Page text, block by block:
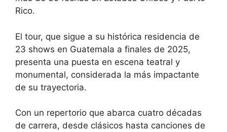
Rico.
El tour, que sigue a su histórica residencia de
23 shows en Guatemala a finales de 2025,
presenta una puesta en escena teatral y
monumental, considerada la más impactante
de su trayectoria.
Con un repertorio que abarca cuatro décadas
de carrera, desde clásicos hasta canciones de